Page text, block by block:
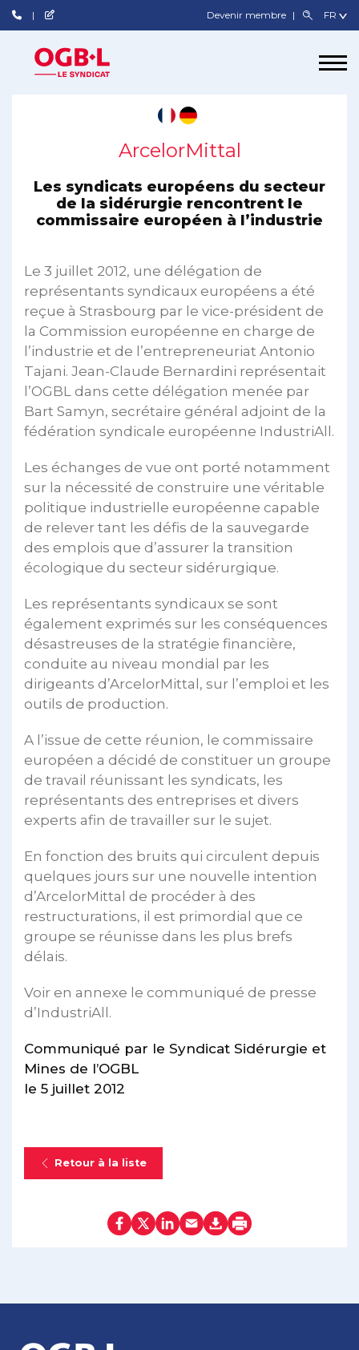
Devenir membre
ArcelorMittal
Les syndicats européens du secteur
de la sidérurgie rencontrent le
commissaire européen à l’industrie
Le 3 juillet 2012, une délégation de
représentants syndicaux européens a été
reçue à Strasbourg par le vice-président de
la Commission européenne en charge de
l’industrie et de l’entrepreneuriat Antonio
Tajani. Jean-Claude Bernardini représentait
l’OGBL dans cette délégation menée par
Bart Samyn, secrétaire général adjoint de la
fédération syndicale européenne IndustriAll.
Les échanges de vue ont porté notamment
sur la nécessité de construire une véritable
politique industrielle européenne capable
de relever tant les défis de la sauvegarde
des emplois que d’assurer la transition
écologique du secteur sidérurgique.
Les représentants syndicaux se sont
également exprimés sur les conséquences
désastreuses de la stratégie financière,
conduite au niveau mondial par les
dirigeants d’ArcelorMittal, sur l’emploi et les
outils de production.
A l’issue de cette réunion, le commissaire
européen a décidé de constituer un groupe
de travail réunissant les syndicats, les
représentants des entreprises et divers
experts afin de travailler sur le sujet.
En fonction des bruits qui circulent depuis
quelques jours sur une nouvelle intention
d’ArcelorMittal de procéder à des
restructurations, il est primordial que ce
groupe se réunisse dans les plus brefs
délais.
Voir en annexe le communiqué de presse
d’IndustriAll.
Communiqué par le Syndicat Sidérurgie et
Mines de l’OGBL
le 5 juillet 2012
Retour à la liste